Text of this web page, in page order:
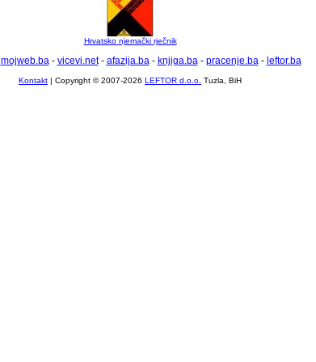
Hrvatsko njemački rječnik
mojweb.ba- vicevi.net- afazija.ba- knjiga.ba- pracenje.ba- leftor.ba
Kontakt | Copyright © 2007-2026 LEFTOR d.o.o. Tuzla, BiH